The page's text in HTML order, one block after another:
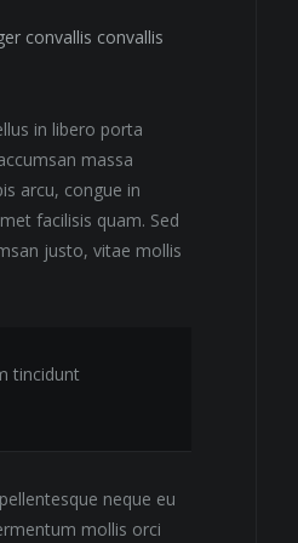
convallis convallis
in libero porta
massa
arcu, congue in
facilisis quam. Sed
justo, vitae mollis
tincidunt
neque eu
mollis orci